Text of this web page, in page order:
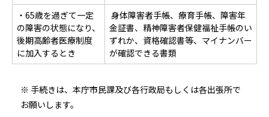
・65歳を過ぎて一定
の障害の状態になり、
後期高齢者医療制度
に加入するとき
身体障害者手帳、療育手帳、障害年
金証書、精神障害者保健福祉手帳のい
ずれか、資格確認書等、マイナンバー
が確認できる書類
※ 手続きは、本庁市民課及び各行政局もしくは各出張所で
お願いします。